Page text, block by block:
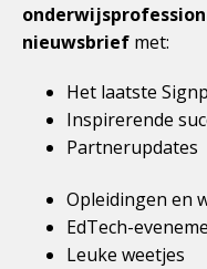
nieuwsbrief met:
Het laatste
Inspirerende
Partnerupdates
Opleidingen en
EdTech-
Leuke weetjes